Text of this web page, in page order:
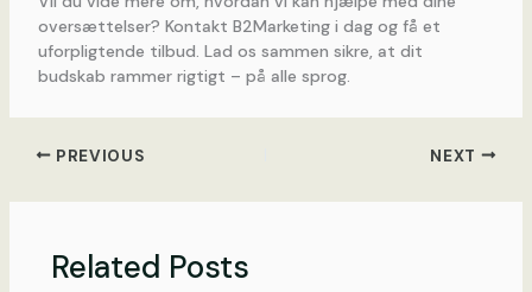
oversættelser? Kontakt B2Marketing i dag og få et
uforpligtende tilbud. Lad os sammen sikre, at dit
budskab rammer rigtigt – på alle sprog.
PREVIOUS NEXT
Related Posts